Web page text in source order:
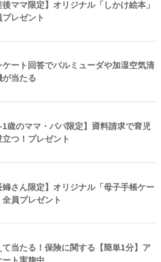
後ママ限定】オリジナル「しかけ絵本」
レゼント
ケート回答でバルミューダや加湿空気清
当たる
1歳のママ・パパ限定】資料請求で育児
立つ！プレゼント
婦さん限定】オリジナル「母子手帳ケー
全員プレゼント
て当たる！保険に関する【簡単1分】ア